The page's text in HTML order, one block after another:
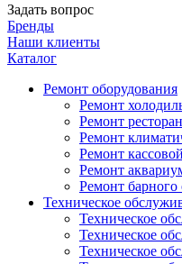
Задать вопрос
Бренды
Наши клиенты
Каталог
Ремонт оборудования
Ремонт
Ремонт
Ремонт
Ремонт
Ремонт
Ремонт барного
Техническое
Техническое
Техническое
Техническое